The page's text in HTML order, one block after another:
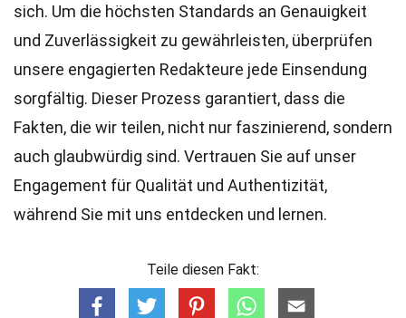
sich. Um die höchsten Standards an Genauigkeit
und Zuverlässigkeit zu gewährleisten, überprüfen
unsere engagierten Redakteure jede Einsendung
sorgfältig. Dieser Prozess garantiert, dass die
Fakten, die wir teilen, nicht nur faszinierend, sondern
auch glaubwürdig sind. Vertrauen Sie auf unser
Engagement für Qualität und Authentizität,
während Sie mit uns entdecken und lernen.
Teile diesen Fakt: